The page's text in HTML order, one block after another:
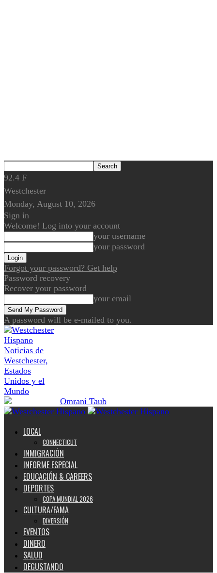
92.4 F
Westchester
Monday, August 10, 2026
Sign in
Welcome! Log into your account
your username
your password
Forgot your password? Get help
Password recovery
Recover your password
your email
A password will be e-mailed to you.
Noticias de
Westchester,
Estados
Unidos y el
Mundo
LOCAL
CONNECTICUT
INMIGRACIÓN
INFORME ESPECIAL
EDUCACIÓN & CAREERS
DEPORTES
COPA MUNDIAL 2026
CULTURA/FAMA
DIVERSIÓN
EVENTOS
DINERO
SALUD
DEGUSTANDO